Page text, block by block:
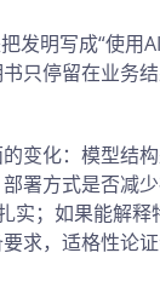
发明写成“使用
只停留在业务
变化：模型结
署方式是否减
实；如果能解
求，适格性论证